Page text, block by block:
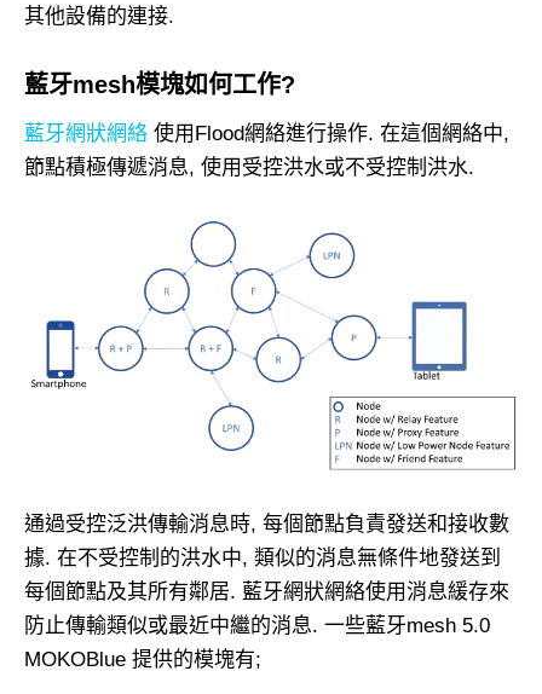
其他設備的連接.
藍牙mesh模塊如何工作?
藍牙網狀網絡 使用Flood網絡進行操作. 在這個網絡中,
節點積極傳遞消息, 使用受控洪水或不受控制洪水.
通過受控泛洪傳輸消息時, 每個節點負責發送和接收數
據. 在不受控制的洪水中, 類似的消息無條件地發送到
每個節點及其所有鄰居. 藍牙網狀網絡使用消息緩存來
防止傳輸類似或最近中繼的消息. 一些藍牙mesh 5.0
MOKOBlue 提供的模塊有;